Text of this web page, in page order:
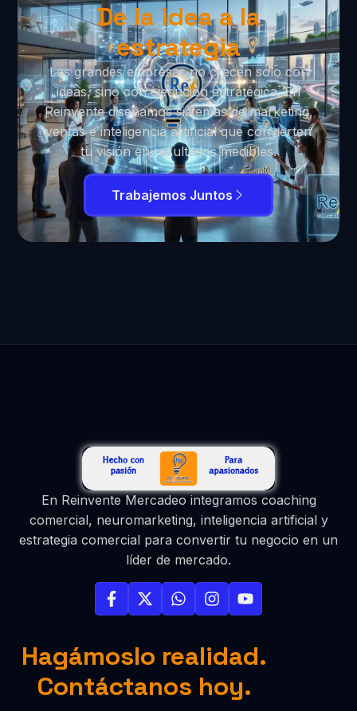
De la idea a la
estrategia
Las grandes empresas no crecen solo con
ideas, sino con ejecución estratégica. En
Reinvente diseñamos sistemas de marketing,
ventas e inteligencia artificial que convierten
tu visión en resultados medibles.
Trabajemos Juntos
En Reinvente Mercadeo integramos coaching
comercial, neuromarketing, inteligencia artificial y
estrategia comercial para convertir tu negocio en un
líder de mercado.
Hagámoslo realidad.
Contáctanos hoy.